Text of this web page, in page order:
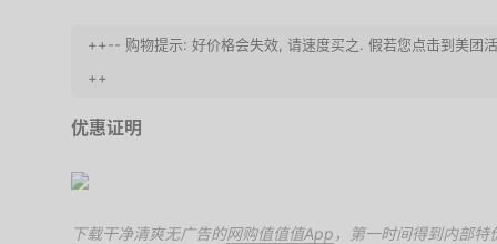
++-- 购物提示: 好价格会失效, 请速度买之. 假若您点击到美团
++
优惠证明
下载干净清爽无广告的网购值值值App ，第一时间得到内部特